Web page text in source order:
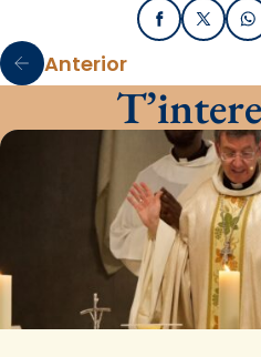
Facebook
X /
Anterior